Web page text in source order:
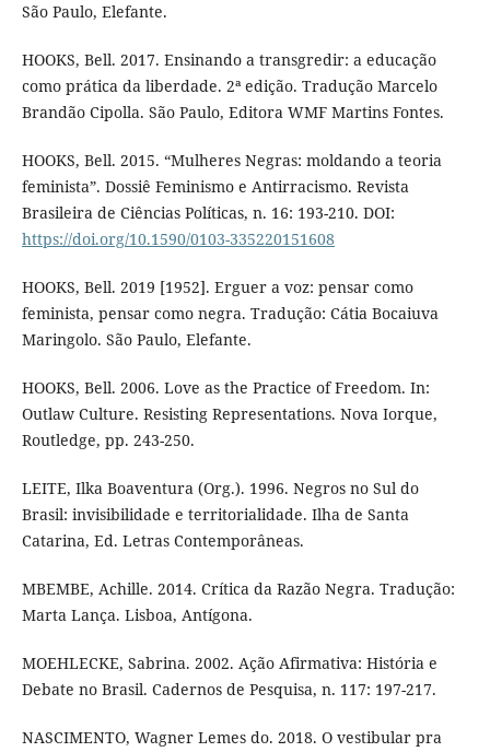
São Paulo, Elefante.
HOOKS, Bell. 2017. Ensinando a transgredir: a educação
como prática da liberdade. 2ª edição. Tradução Marcelo
Brandão Cipolla. São Paulo, Editora WMF Martins Fontes.
HOOKS, Bell. 2015. “Mulheres Negras: moldando a teoria
feminista”. Dossiê Feminismo e Antirracismo. Revista
Brasileira de Ciências Políticas, n. 16: 193-210. DOI:
https://doi.org/10.1590/0103-335220151608
HOOKS, Bell. 2019 [1952]. Erguer a voz: pensar como
feminista, pensar como negra. Tradução: Cátia Bocaiuva
Maringolo. São Paulo, Elefante.
HOOKS, Bell. 2006. Love as the Practice of Freedom. In:
Outlaw Culture. Resisting Representations. Nova Iorque,
Routledge, pp. 243-250.
LEITE, Ilka Boaventura (Org.). 1996. Negros no Sul do
Brasil: invisibilidade e territorialidade. Ilha de Santa
Catarina, Ed. Letras Contemporâneas.
MBEMBE, Achille. 2014. Crítica da Razão Negra. Tradução:
Marta Lança. Lisboa, Antígona.
MOEHLECKE, Sabrina. 2002. Ação Afirmativa: História e
Debate no Brasil. Cadernos de Pesquisa, n. 117: 197-217.
NASCIMENTO, Wagner Lemes do. 2018. O vestibular pra